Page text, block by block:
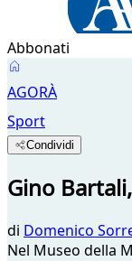
Abbonati
AGORÀ
Sport
Condividi
Gino
di Domenico
Nel Museo della